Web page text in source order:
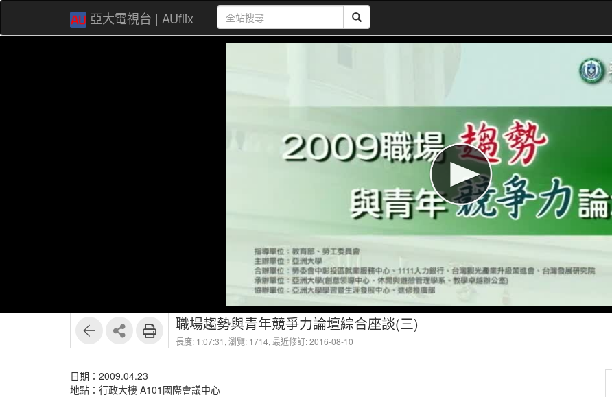
亞大電視台 | AUflix
職場趨勢與青年競爭力論壇綜合座談(三)
長度: 1:07:31, 瀏覽: 1714, 最近修訂: 2016-08-10
日期：2009.04.23
地點：行政大樓 A101國際會議中心